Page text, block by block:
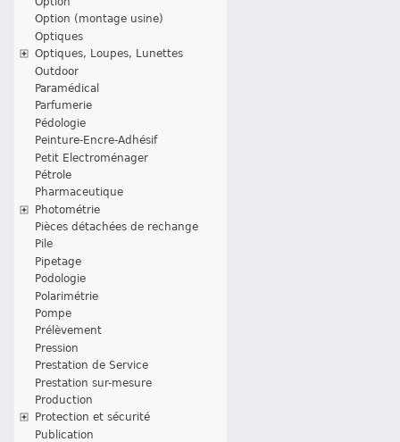
Option (montage usine)
Optiques
Optiques, Loupes, Lunettes
Outdoor
Paramédical
Parfumerie
Pédologie
Peinture-Encre-Adhésif
Petit Electroménager
Pétrole
Pharmaceutique
Photométrie
Pièces détachées de rechange
Pile
Pipetage
Podologie
Polarimétrie
Pompe
Prélèvement
Pression
Prestation de Service
Prestation sur-mesure
Production
Protection et sécurité
Publication